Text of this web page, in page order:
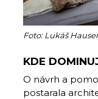
Foto: Lukáš
KDE
O návrh a
postarala